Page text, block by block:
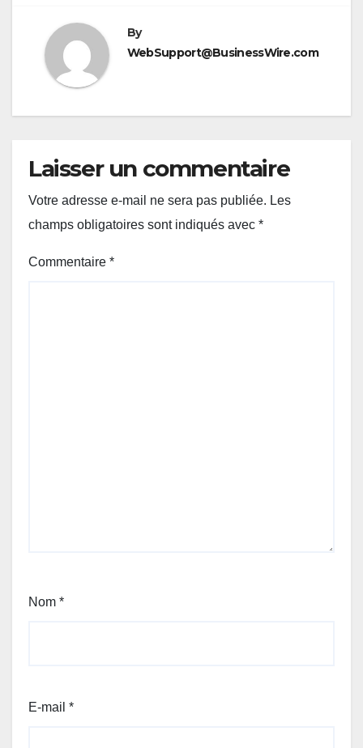
By
WebSupport@BusinessWire.com
Laisser un commentaire
Votre adresse e-mail ne sera pas publiée. Les
champs obligatoires sont indiqués avec *
Commentaire *
Nom *
E-mail *